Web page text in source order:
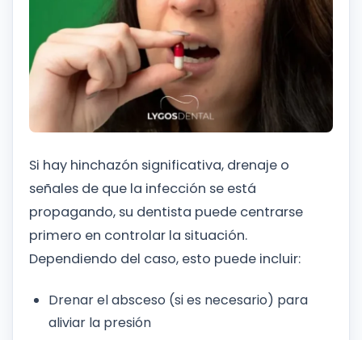
Si hay hinchazón significativa, drenaje o
señales de que la infección se está
propagando, su dentista puede centrarse
primero en controlar la situación.
Dependiendo del caso, esto puede incluir:
Drenar el absceso (si es necesario) para
aliviar la presión